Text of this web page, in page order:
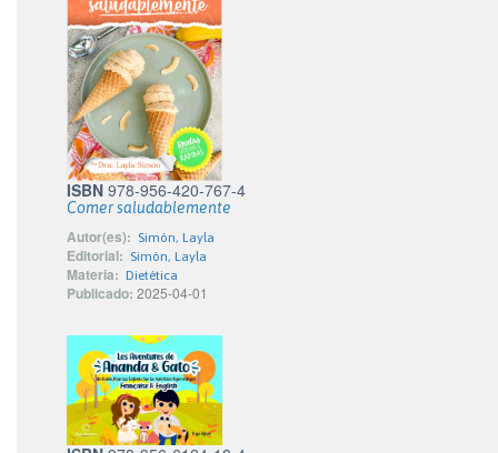
ISBN 978-956-420-767-4
Comer saludablemente
Autor(es): Simón, Layla
Editorial: Simón, Layla
Materia: Dietética
Publicado: 2025-04-01